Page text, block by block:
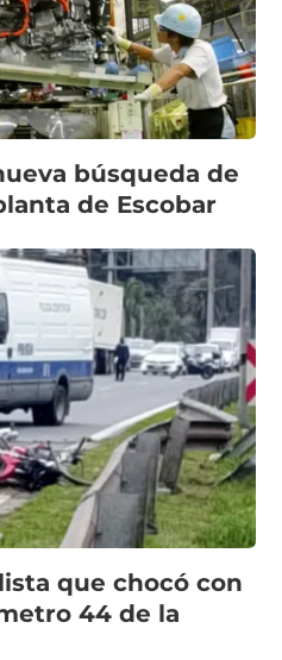
búsqueda de
de Escobar
que chocó con
44 de la